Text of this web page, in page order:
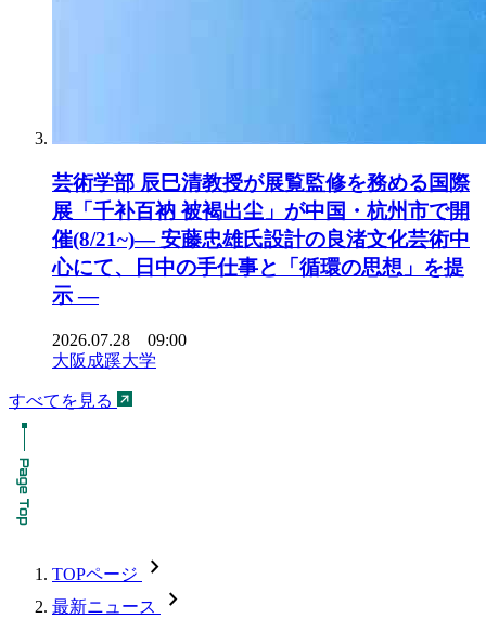
芸術学部 辰巳清教授が展覧監修を務める国際
展「千补百衲 被褐出尘」が中国・杭州市で開
催(8/21~)― 安藤忠雄氏設計の良渚文化芸術中
心にて、日中の手仕事と「循環の思想」を提
示 ―
2026.07.28 09:00
大阪成蹊大学
すべてを見る
TOPページ chevron_forward
最新ニュース chevron_forward